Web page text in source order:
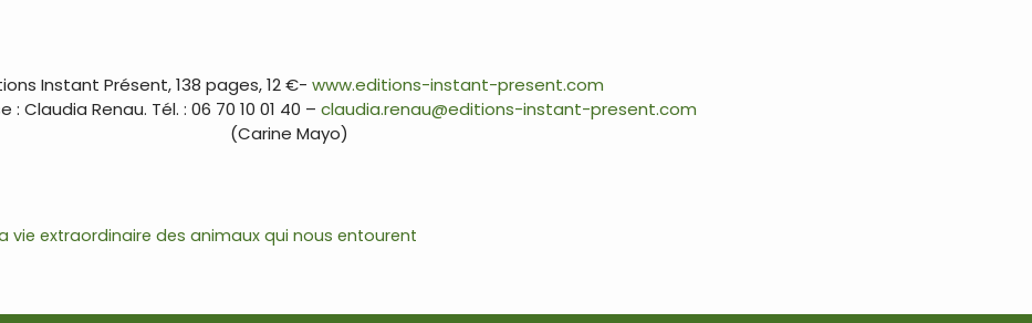
Instant Présent, 138 pages, 12 €- www.editions-instant-present.com
Claudia Renau. Tél. : 06 70 10 01 40 – claudia.renau@editions-instant-present.com
(Carine Mayo)
vie extraordinaire des animaux qui nous entourent